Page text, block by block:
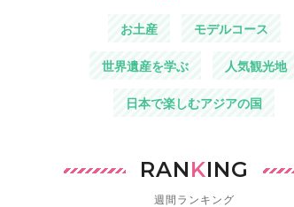
お土産 モデルコース
世界遺産を学ぶ 人気観光地
日本で楽しむアジアの国
RANKING
週間ランキング